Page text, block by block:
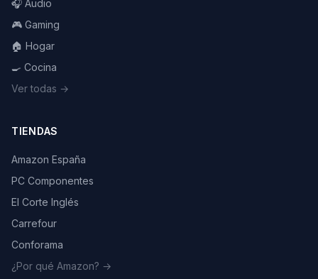
🎧 Audio
🎮 Gaming
🏠 Hogar
🍳 Cocina
Ver todas →
TIENDAS
Amazon España
PC Componentes
El Corte Inglés
Carrefour
Conforama
¿Por qué Amazon? →